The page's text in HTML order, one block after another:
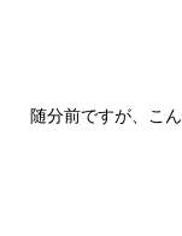
随分前ですが、こ